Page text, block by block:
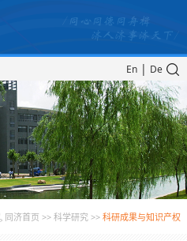
En | De
同济首页 >> 科学研究 >> 科研成果与知识产权